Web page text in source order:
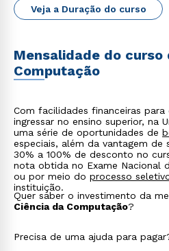
Veja a Duração do curso
Mensalidade do curso
Computação
Com facilidades financeiras
ingressar no ensino superior, na
uma série de oportunidades de
especiais, além da vantagem de
30% a 100% de desconto no
nota obtida no Exame Nacional
ou por meio do processo
instituição.
Quer saber o investimento da
Ciência da Computação?
Precisa de uma ajuda para